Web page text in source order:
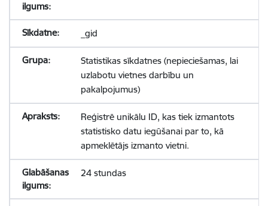
_gid
Statistikas sīkdatnes (nepieciešamas, lai
uzlabotu vietnes darbību un
pakalpojumus)
Reģistrē unikālu ID, kas tiek izmantots
statistisko datu iegūšanai par to, kā
apmeklētājs izmanto vietni.
24 stundas